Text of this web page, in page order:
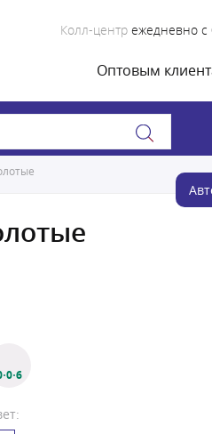
Колл-центр ежедневно с
Оптовым